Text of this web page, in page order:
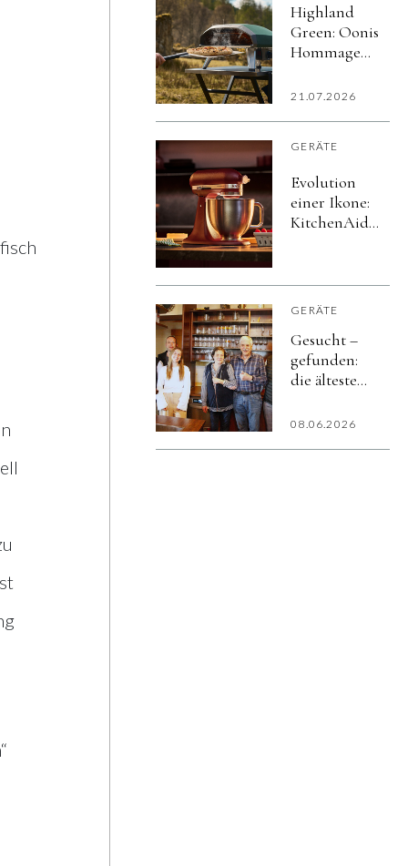
Highland
Green: Oonis
Hommage
Schottlands
21.07.2026
GERÄTE
Evolution
einer Ikone:
KitchenAid
Plus
GERÄTE
Gesucht –
gefunden:
die älteste
Österreichs
08.06.2026